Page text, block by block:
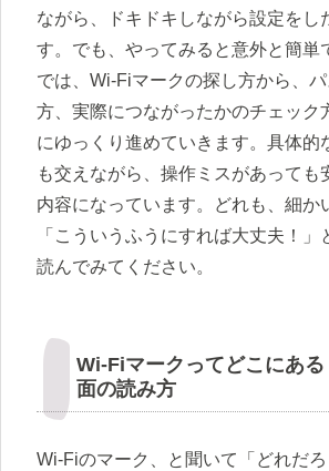
ながら、ドキドキしながら設定をし
す。でも、やってみると意外と簡単
では、Wi-Fiマークの探し方から、
方、実際につながったかのチェック
にゆっくり進めていきます。具体的
も交えながら、操作ミスがあっても
内容になっています。どれも、細か
「こういうふうにすれば大丈夫！」
読んでみてください。
Wi-Fiマークってどこにあ
面の読み方
Wi-Fiのマーク、と聞いて「どれだ